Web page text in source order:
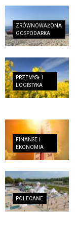
ZRÓWNOWAŻONA
GOSPODARKA
PRZEMYSŁ I
LOGISTYKA
FINANSE I
EKONOMIA
POLECANE